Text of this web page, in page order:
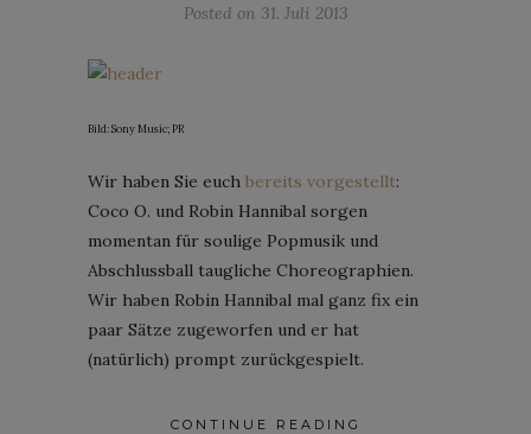
Posted on 31. Juli 2013
Bild: Sony Music; PR
Wir haben Sie euch bereits vorgestellt:
Coco O. und Robin Hannibal sorgen
momentan für soulige Popmusik und
Abschlussball taugliche Choreographien.
Wir haben Robin Hannibal mal ganz fix ein
paar Sätze zugeworfen und er hat
(natürlich) prompt zurückgespielt.
CONTINUE READING